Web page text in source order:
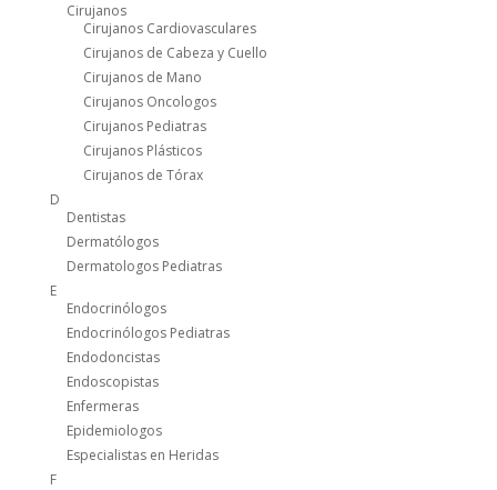
Cirujanos
Cirujanos Cardiovasculares
Cirujanos de Cabeza y Cuello
Cirujanos de Mano
Cirujanos Oncologos
Cirujanos Pediatras
Cirujanos Plásticos
Cirujanos de Tórax
D
Dentistas
Dermatólogos
Dermatologos Pediatras
E
Endocrinólogos
Endocrinólogos Pediatras
Endodoncistas
Endoscopistas
Enfermeras
Epidemiologos
Especialistas en Heridas
F